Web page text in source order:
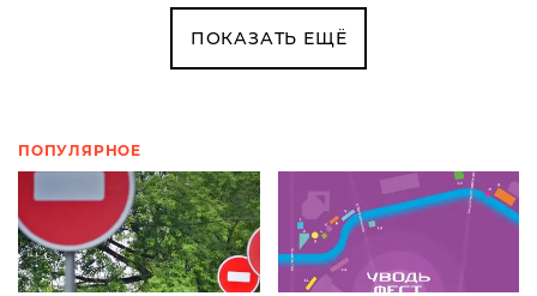
ПОКАЗАТЬ ЕЩЁ
ПОПУЛЯРНОЕ